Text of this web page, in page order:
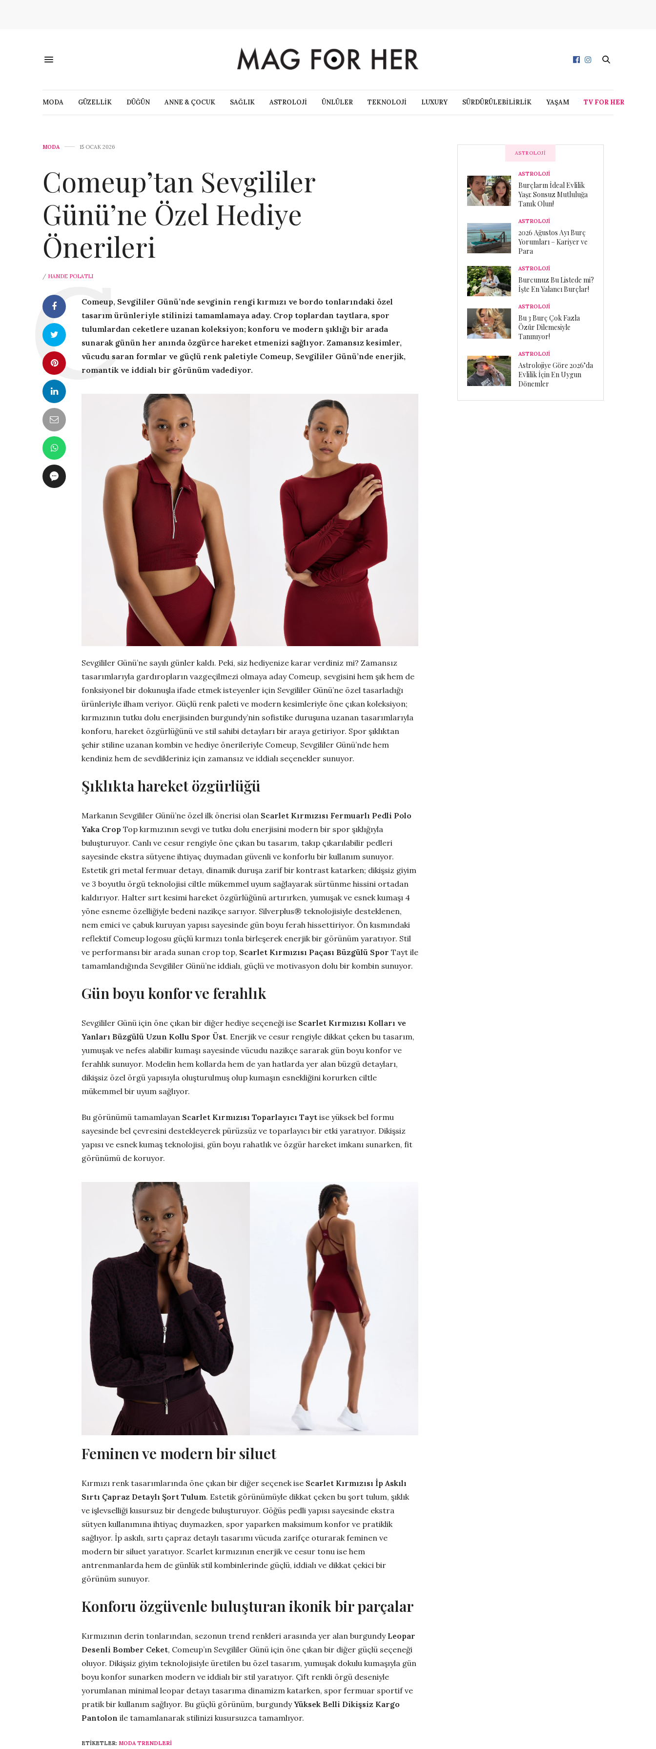
MODA GÜZELLİK DÜĞÜN ANNE & ÇOCUK SAĞLIK ASTROLOJİ ÜNLÜLER TEKNOLOJİ LUXURY SÜRDÜRÜLEBİLİRLİK YAŞAM TV FOR HER
MODA 15 OCAK 2026
Comeup’tan Sevgililer
Günü’ne Özel Hediye
Önerileri
/ HANDE POLATLI
Comeup, Sevgililer Günü’nde sevginin rengi kırmızı ve bordo tonlarındaki özel
tasarım ürünleriyle stilinizi tamamlamaya aday. Crop toplardan taytlara, spor
tulumlardan ceketlere uzanan koleksiyon; konforu ve modern şıklığı bir arada
sunarak günün her anında özgürce hareket etmenizi sağlıyor. Zamansız kesimler,
vücudu saran formlar ve güçlü renk paletiyle Comeup, Sevgililer Günü’nde enerjik,
romantik ve iddialı bir görünüm vadediyor.
Sevgililer Günü’ne sayılı günler kaldı. Peki, siz hediyenize karar verdiniz mi? Zamansız
tasarımlarıyla gardıropların vazgeçilmezi olmaya aday Comeup, sevgisini hem şık hem de
fonksiyonel bir dokunuşla ifade etmek isteyenler için Sevgililer Günü’ne özel tasarladığı
ürünleriyle ilham veriyor. Güçlü renk paleti ve modern kesimleriyle öne çıkan koleksiyon;
kırmızının tutku dolu enerjisinden burgundy’nin sofistike duruşuna uzanan tasarımlarıyla
konforu, hareket özgürlüğünü ve stil sahibi detayları bir araya getiriyor. Spor şıklıktan
şehir stiline uzanan kombin ve hediye önerileriyle Comeup, Sevgililer Günü’nde hem
kendiniz hem de sevdikleriniz için zamansız ve iddialı seçenekler sunuyor.
Şıklıkta hareket özgürlüğü
Markanın Sevgililer Günü’ne özel ilk önerisi olan Scarlet Kırmızısı Fermuarlı Pedli Polo
Yaka Crop Top kırmızının sevgi ve tutku dolu enerjisini modern bir spor şıklığıyla
buluşturuyor. Canlı ve cesur rengiyle öne çıkan bu tasarım, takıp çıkarılabilir pedleri
sayesinde ekstra sütyene ihtiyaç duymadan güvenli ve konforlu bir kullanım sunuyor.
Estetik gri metal fermuar detayı, dinamik duruşa zarif bir kontrast katarken; dikişsiz giyim
ve 3 boyutlu örgü teknolojisi ciltle mükemmel uyum sağlayarak sürtünme hissini ortadan
kaldırıyor. Halter sırt kesimi hareket özgürlüğünü artırırken, yumuşak ve esnek kumaşı 4
yöne esneme özelliğiyle bedeni nazikçe sarıyor. Silverplus® teknolojisiyle desteklenen,
nem emici ve çabuk kuruyan yapısı sayesinde gün boyu ferah hissettiriyor. Ön kısmındaki
reflektif Comeup logosu güçlü kırmızı tonla birleşerek enerjik bir görünüm yaratıyor. Stil
ve performansı bir arada sunan crop top, Scarlet Kırmızısı Paçası Büzgülü Spor Tayt ile
tamamlandığında Sevgililer Günü’ne iddialı, güçlü ve motivasyon dolu bir kombin sunuyor.
Gün boyu konfor ve ferahlık
Sevgililer Günü için öne çıkan bir diğer hediye seçeneği ise Scarlet Kırmızısı Kolları ve
Yanları Büzgülü Uzun Kollu Spor Üst. Enerjik ve cesur rengiyle dikkat çeken bu tasarım,
yumuşak ve nefes alabilir kumaşı sayesinde vücudu nazikçe sararak gün boyu konfor ve
ferahlık sunuyor. Modelin hem kollarda hem de yan hatlarda yer alan büzgü detayları,
dikişsiz özel örgü yapısıyla oluşturulmuş olup kumaşın esnekliğini korurken ciltle
mükemmel bir uyum sağlıyor.
Bu görünümü tamamlayan Scarlet Kırmızısı Toparlayıcı Tayt ise yüksek bel formu
sayesinde bel çevresini destekleyerek pürüzsüz ve toparlayıcı bir etki yaratıyor. Dikişsiz
yapısı ve esnek kumaş teknolojisi, gün boyu rahatlık ve özgür hareket imkanı sunarken, fit
görünümü de koruyor.
Feminen ve modern bir siluet
Kırmızı renk tasarımlarında öne çıkan bir diğer seçenek ise Scarlet Kırmızısı İp Askılı
Sırtı Çapraz Detaylı Şort Tulum. Estetik görünümüyle dikkat çeken bu şort tulum, şıklık
ve işlevselliği kusursuz bir dengede buluşturuyor. Göğüs pedli yapısı sayesinde ekstra
sütyen kullanımına ihtiyaç duymazken, spor yaparken maksimum konfor ve pratiklik
sağlıyor. İp askılı, sırtı çapraz detaylı tasarımı vücuda zarifçe oturarak feminen ve
modern bir siluet yaratıyor. Scarlet kırmızının enerjik ve cesur tonu ise hem
antrenmanlarda hem de günlük stil kombinlerinde güçlü, iddialı ve dikkat çekici bir
görünüm sunuyor.
Konforu özgüvenle buluşturan ikonik bir parçalar
Kırmızının derin tonlarından, sezonun trend renkleri arasında yer alan burgundy Leopar
Desenli Bomber Ceket, Comeup’ın Sevgililer Günü için öne çıkan bir diğer güçlü seçeneği
oluyor. Dikişsiz giyim teknolojisiyle üretilen bu özel tasarım, yumuşak dokulu kumaşıyla gün
boyu konfor sunarken modern ve iddialı bir stil yaratıyor. Çift renkli örgü deseniyle
yorumlanan minimal leopar detayı tasarıma dinamizm katarken, spor fermuar sportif ve
pratik bir kullanım sağlıyor. Bu güçlü görünüm, burgundyYüksek Belli Dikişsiz Kargo
Pantolon ile tamamlanarak stilinizi kusursuzca tamamlıyor.
ETIKETLER: MODA TRENDLERI
ASTROLOJI
ASTROLOJİ
Burçların İdeal Evlilik
Yaşı: Sonsuz Mutluluğa
Tanık Olun!
ASTROLOJİ
2026 Ağustos Ayı Burç
Yorumları – Kariyer ve
Para
ASTROLOJİ
Burcunuz Bu Listede mi?
İşte En Yalancı Burçlar!
ASTROLOJİ
Bu 3 Burç Çok Fazla
Özür Dilemesiyle
Tanınıyor!
ASTROLOJİ
Astrolojiye Göre 2026’da
Evlilik İçin En Uygun
Dönemler